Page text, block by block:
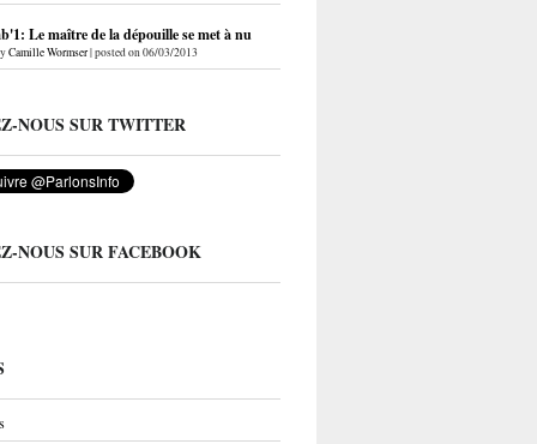
Le maître de la dépouille se met à nu
Camille Wormser|posted on 06/03/2013
NOUS SUR TWITTER
NOUS SUR FACEBOOK